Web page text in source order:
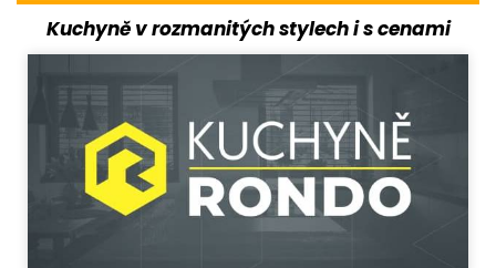
Kuchyně v rozmanitých stylech i s cenami